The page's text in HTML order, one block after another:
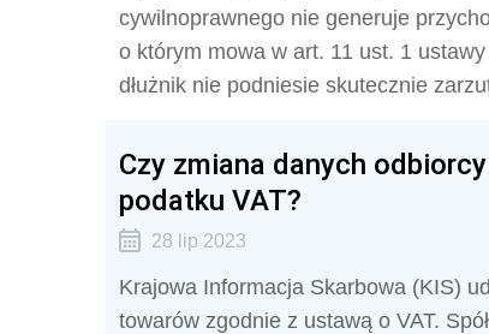
cywilnoprawnego nie generuje
o którym mowa w art. 11 ust. 1
dłużnik nie podniesie skutecznie
Czy zmiana danych
podatku VAT?
28 lip 2023
Krajowa Informacja Skarbowa (KIS)
towarów zgodnie z ustawą o VAT.